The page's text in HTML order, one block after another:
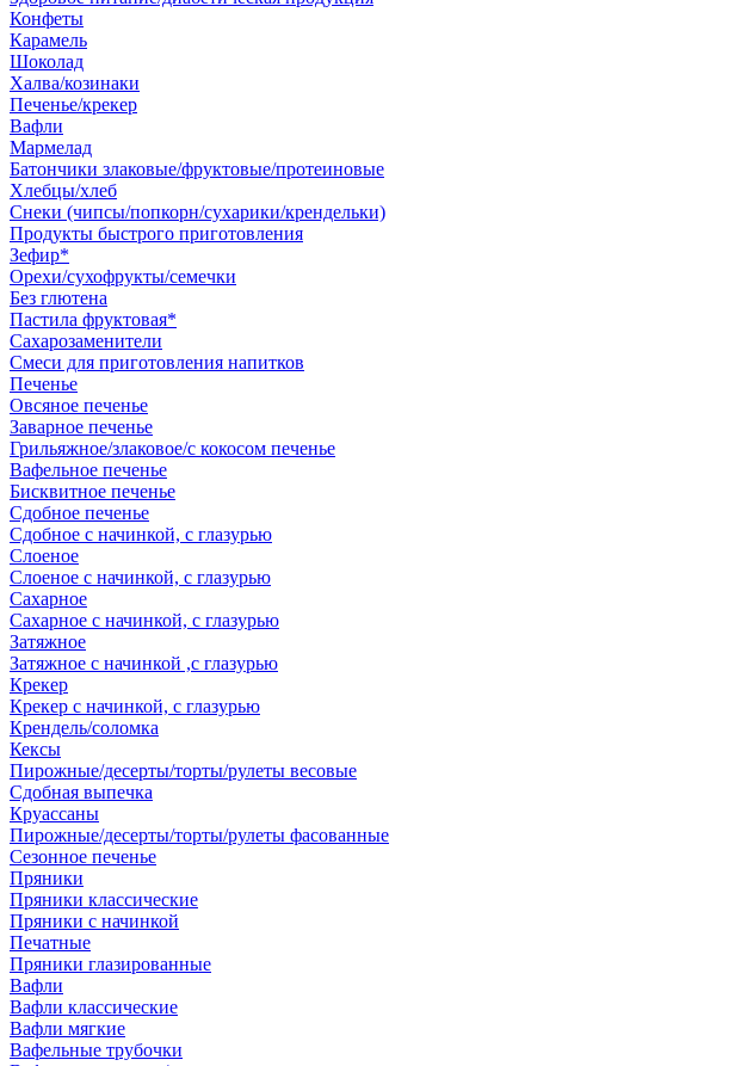
Конфеты
Карамель
Шоколад
Халва/козинаки
Печенье/крекер
Вафли
Мармелад
Батончики злаковые/фруктовые/протеиновые
Хлебцы/хлеб
Снеки (чипсы/попкорн/сухарики/крендельки)
Продукты быстрого приготовления
Зефир*
Орехи/сухофрукты/семечки
Без глютена
Пастила фруктовая*
Сахарозаменители
Смеси для приготовления напитков
Печенье
Овсяное печенье
Заварное печенье
Грильяжное/злаковое/с кокосом печенье
Вафельное печенье
Бисквитное печенье
Сдобное печенье
Сдобное с начинкой, с глазурью
Слоеное
Слоеное с начинкой, с глазурью
Сахарное
Сахарное с начинкой, с глазурью
Затяжное
Затяжное с начинкой ,с глазурью
Крекер
Крекер с начинкой, с глазурью
Крендель/соломка
Кексы
Пирожные/десерты/торты/рулеты весовые
Сдобная выпечка
Круассаны
Пирожные/десерты/торты/рулеты фасованные
Сезонное печенье
Пряники
Пряники классические
Пряники с начинкой
Печатные
Пряники глазированные
Вафли
Вафли классические
Вафли мягкие
Вафельные трубочки